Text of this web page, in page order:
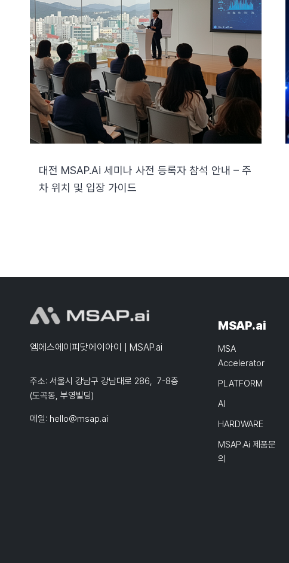
대전 MSAP.ai 세미나 사전 등록자 참석 안내 – 주
차 위치 및 입장 가이드
엠에스에이피닷에이아이 | MSAP.ai
주소: 서울시 강남구 강남대로 286, 7-8층
(도곡동, 부영빌딩)
메일: hello@msap.ai
MSAP.ai
MSA
Accelerator
PLATFORM
AI
HARDWARE
MSAP.ai 제품문
의